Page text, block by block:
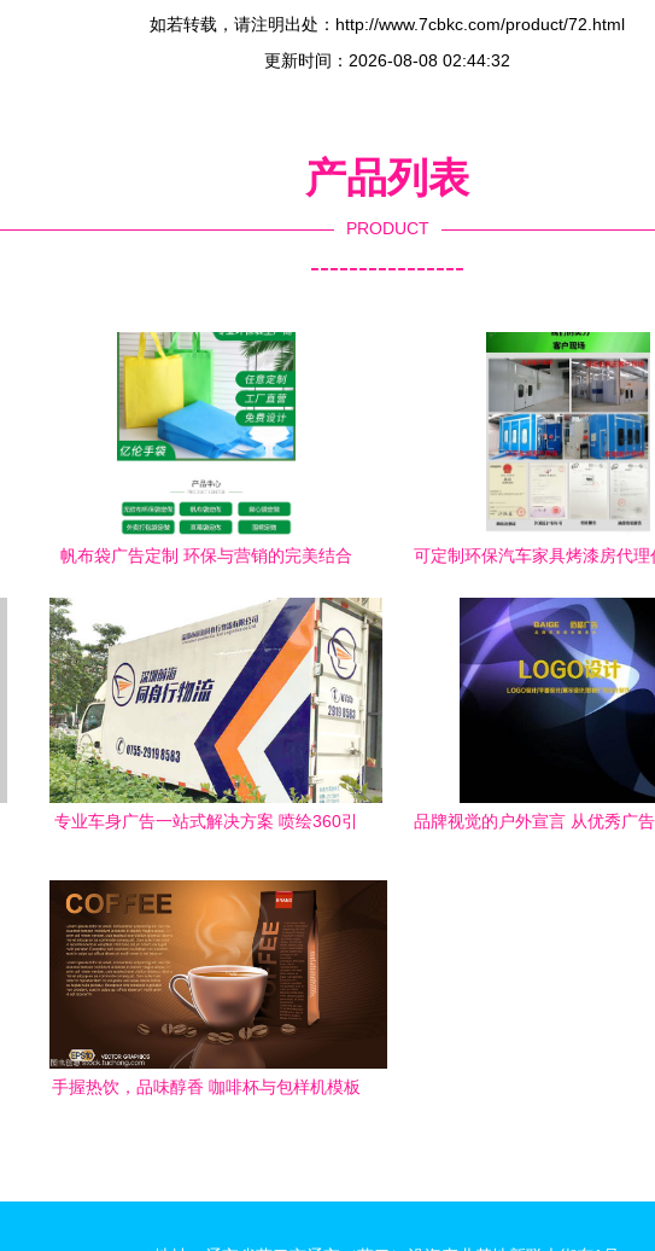
如若转载，请注明出处：http://www.7cbkc.com/product/72.html
更新时间：2026-08-08 02:44:32
产品列表
PRODUCT
----------------
帆布袋广告定制 环保与营销的完美结合
可定制环保汽车家具烤漆房代理
专业车身广告一站式解决方案 喷绘360引
品牌视觉的户外宣言 从优秀广
手握热饮，品味醇香 咖啡杯与包样机模板